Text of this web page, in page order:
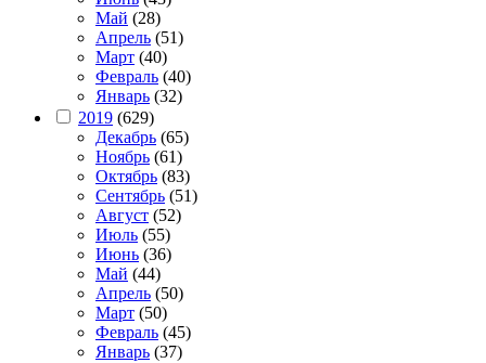
Май (28)
Апрель (51)
Март (40)
Февраль (40)
Январь (32)
2019 (629)
Декабрь (65)
Ноябрь (61)
Октябрь (83)
Сентябрь (51)
Август (52)
Июль (55)
Июнь (36)
Май (44)
Апрель (50)
Март (50)
Февраль (45)
Январь (37)